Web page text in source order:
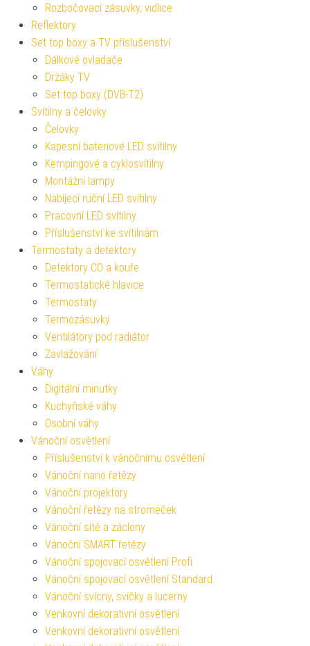
Rozbočovací zásuvky, vidlice
Reflektory
Set top boxy a TV příslušenství
Dálkové ovladače
Držáky TV
Set top boxy (DVB-T2)
Svítilny a čelovky
Čelovky
Kapesní bateriové LED svítilny
Kempingové a cyklosvítilny
Montážní lampy
Nabíjecí ruční LED svítilny
Pracovní LED svítilny
Příslušenství ke svítilnám
Termostaty a detektory
Detektory CO a kouře
Termostatické hlavice
Termostaty
Termozásuvky
Ventilátory pod radiátor
Zavlažování
Váhy
Digitální minutky
Kuchyňské váhy
Osobní váhy
Vánoční osvětlení
Příslušenství k vánočnímu osvětlení
Vánoční nano řetězy
Vánoční projektory
Vánoční řetězy na stromeček
Vánoční sítě a záclony
Vánoční SMART řetězy
Vánoční spojovací osvětlení Profi
Vánoční spojovací osvětlení Standard
Vánoční svícny, svíčky a lucerny
Venkovní dekorativní osvětlení
Venkovní dekorativní osvětlení